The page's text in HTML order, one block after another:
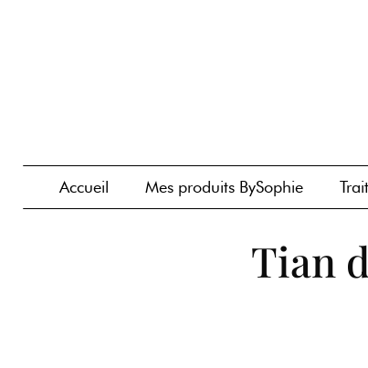
Accueil Mes produits BySophie
Tian